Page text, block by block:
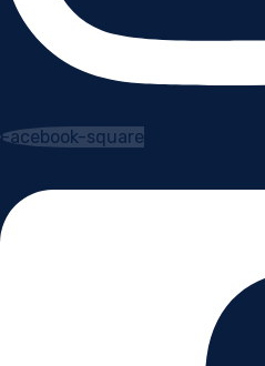
Facebook-square